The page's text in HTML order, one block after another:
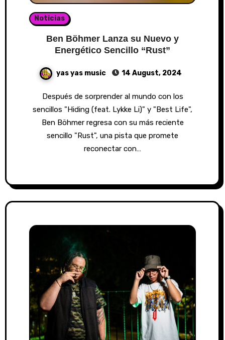
Noticias
Ben Böhmer Lanza su Nuevo y
Energético Sencillo “Rust”
yas yas music 14 August, 2024
Después de sorprender al mundo con los
sencillos "Hiding (feat. Lykke Li)" y "Best Life",
Ben Böhmer regresa con su más reciente
sencillo "Rust", una pista que promete
reconectar con…